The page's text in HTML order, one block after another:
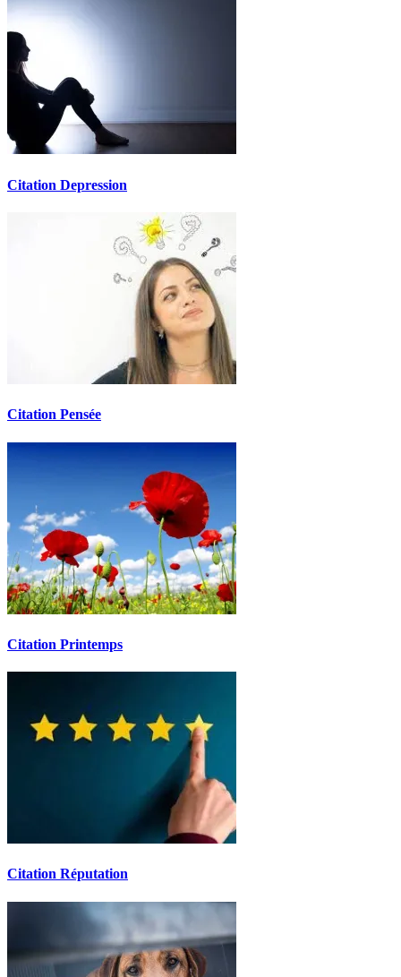
Citation Depression
Citation Pensée
Citation Printemps
Citation Réputation